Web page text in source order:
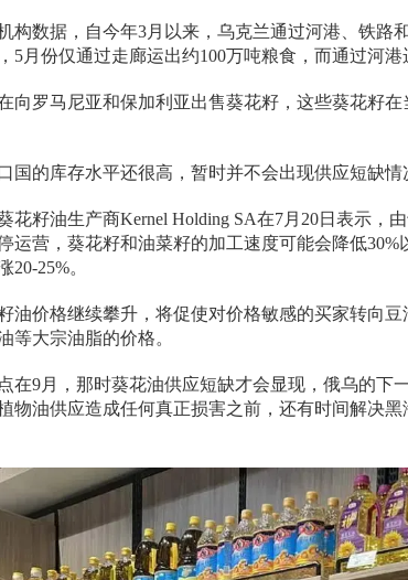
构数据，自今年3月以来，乌克兰通过河港、铁路
5月份仅通过走廊运出约100万吨粮食，而通过河港
向罗马尼亚和保加利亚出售葵花籽，这些葵花籽
国的库存水平还很高，暂时并不会出现供应短缺情
花籽油生产商Kernel Holding SA在7月20日表示，
运营，葵花籽和油菜籽的加工速度可能会降低
25%。
油价格继续攀升，将促使对价格敏感的买家转向
等大宗油脂的价格。
在9月，那时葵花油供应短缺才会显现，俄乌的下
物油供应造成任何真正损害之前，还有时间解决